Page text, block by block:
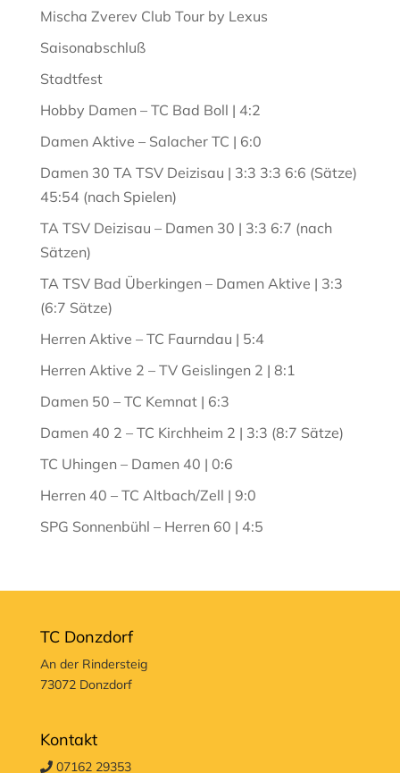
Mischa Zverev Club Tour by Lexus
Saisonabschluß
Stadtfest
Hobby Damen – TC Bad Boll | 4:2
Damen Aktive – Salacher TC | 6:0
Damen 30 TA TSV Deizisau | 3:3 3:3 6:6 (Sätze)
45:54 (nach Spielen)
TA TSV Deizisau – Damen 30 | 3:3 6:7 (nach
Sätzen)
TA TSV Bad Überkingen – Damen Aktive | 3:3
(6:7 Sätze)
Herren Aktive – TC Faurndau | 5:4
Herren Aktive 2 – TV Geislingen 2 | 8:1
Damen 50 – TC Kemnat | 6:3
Damen 40 2 – TC Kirchheim 2 | 3:3 (8:7 Sätze)
TC Uhingen – Damen 40 | 0:6
Herren 40 – TC Altbach/Zell | 9:0
SPG Sonnenbühl – Herren 60 | 4:5
TC Donzdorf
An der Rindersteig
73072 Donzdorf
Kontakt
07162 29353